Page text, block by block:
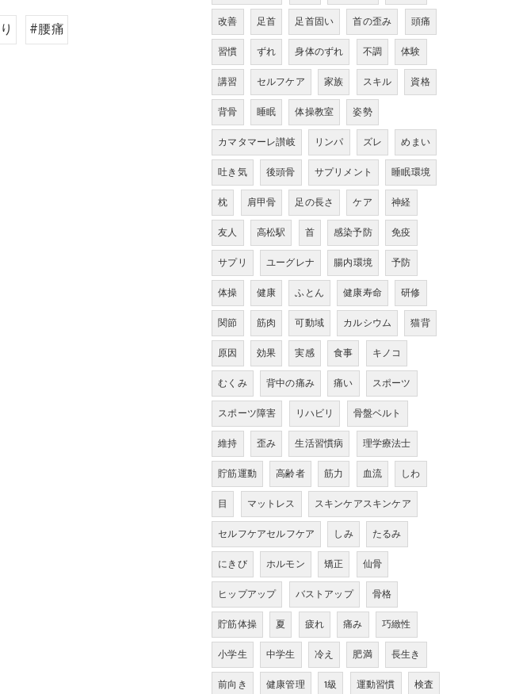
#腰痛
改善
足首 足首固い 首の歪み
頭痛
習慣
ずれ 身体のずれ 不調
体験
講習
セルフケア 家族 スキル
資格
背骨
睡眠 体操教室
姿勢
カマタマーレ讃岐
リンパ ズレ
めまい
吐き気
後頭骨 サプリメント
睡眠環境
枕
肩甲骨 足の長さ ケア
神経
友人
高松駅 首 感染予防
免疫
サプリ
ユーグレナ 腸内環境
予防
体操
健康 ふとん 健康寿命
研修
関節
筋肉 可動域 カルシウム
猫背
原因
効果 実感 食事
キノコ
むくみ
背中の痛み 痛い
スポーツ
スポーツ障害
リハビリ
骨盤ベルト
維持
歪み 生活習慣病
理学療法士
貯筋運動
高齢者 筋力 血流
しわ
目
マットレス
スキンケアスキンケア
セルフケアセルフケア
しみ
たるみ
にきび
ホルモン 矯正
仙骨
ヒップアップ
バストアップ
骨格
貯筋体操
夏 疲れ 痛み
巧緻性
小学生
中学生 冷え 肥満
長生き
前向き
健康管理 1級 運動習慣 検査